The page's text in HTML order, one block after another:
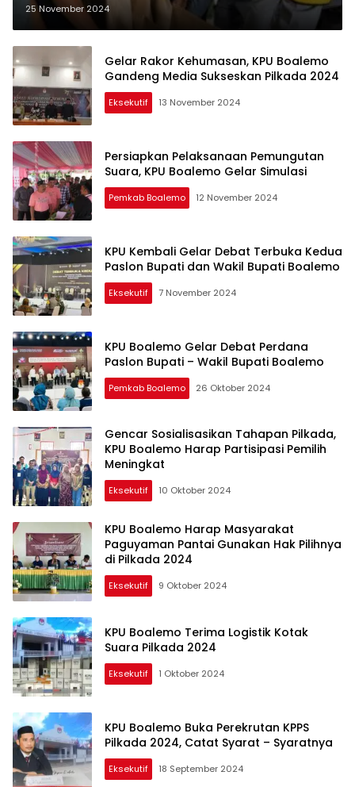
Suara Pilkada Serentak
25 November 2024
Gelar Rakor Kehumasan, KPU Boalemo
Gandeng Media Sukseskan Pilkada 2024
Eksekutif 13 November 2024
Persiapkan Pelaksanaan Pemungutan
Suara, KPU Boalemo Gelar Simulasi
Pemkab Boalemo 12 November 2024
KPU Kembali Gelar Debat Terbuka Kedua
Paslon Bupati dan Wakil Bupati Boalemo
Eksekutif 7 November 2024
KPU Boalemo Gelar Debat Perdana
Paslon Bupati – Wakil Bupati Boalemo
Pemkab Boalemo 26 Oktober 2024
Gencar Sosialisasikan Tahapan Pilkada,
KPU Boalemo Harap Partisipasi Pemilih
Meningkat
Eksekutif 10 Oktober 2024
KPU Boalemo Harap Masyarakat
Paguyaman Pantai Gunakan Hak Pilihnya
di Pilkada 2024
Eksekutif 9 Oktober 2024
KPU Boalemo Terima Logistik Kotak
Suara Pilkada 2024
Eksekutif 1 Oktober 2024
KPU Boalemo Buka Perekrutan KPPS
Pilkada 2024, Catat Syarat – Syaratnya
Eksekutif 18 September 2024